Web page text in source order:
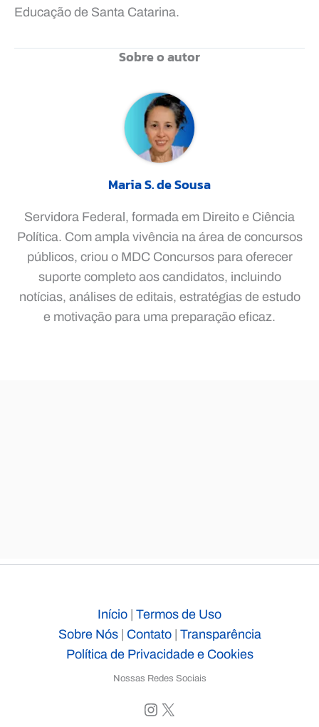
Educação de Santa Catarina.
Sobre o autor
Maria S. de Sousa
Servidora Federal, formada em Direito e Ciência
Política. Com ampla vivência na área de concursos
públicos, criou o MDC Concursos para oferecer
suporte completo aos candidatos, incluindo
notícias, análises de editais, estratégias de estudo
e motivação para uma preparação eficaz.
Início | Termos de Uso
Sobre Nós| Contato| Transparência
Política de Privacidade e Cookies
Nossas Redes Sociais
Instagram
X